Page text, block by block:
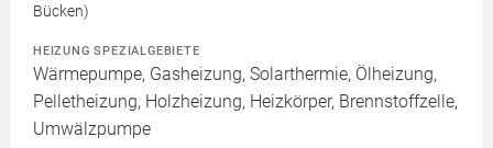
Bücken)
HEIZUNG SPEZIALGEBIETE
Wärmepumpe, Gasheizung, Solarthermie, Ölheizung,
Pelletheizung, Holzheizung, Heizkörper, Brennstoffzelle,
Umwälzpumpe